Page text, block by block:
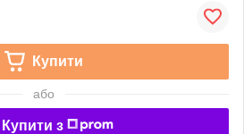
Купити
або
Купити з